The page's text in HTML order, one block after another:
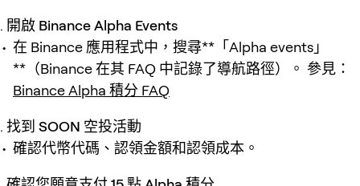
開啟 Binance Alpha Events
在 Binance 應用程式中，搜尋**「Alpha events」
**（Binance 在其 FAQ 中記錄了導航路徑）。 參見：
Binance Alpha 積分 FAQ
找到 SOON 空投活動
確認代幣代碼、認領金額和認領成本。